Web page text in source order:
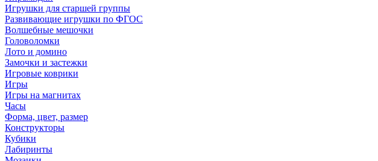
Игрушки для старшей группы
Развивающие игрушки по ФГОС
Волшебные мешочки
Головоломки
Лото и домино
Замочки и застежки
Игровые коврики
Игры
Игры на магнитах
Часы
Форма, цвет, размер
Конструкторы
Кубики
Лабиринты